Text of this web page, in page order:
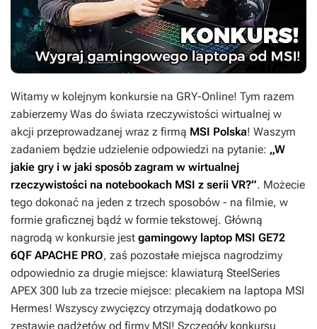
Witamy w kolejnym konkursie na GRY-Online! Tym razem
zabierzemy Was do świata rzeczywistości wirtualnej w
akcji przeprowadzanej wraz z firmą MSI Polska! Waszym
zadaniem będzie udzielenie odpowiedzi na pytanie: „W
jakie gry i w jaki sposób zagram w wirtualnej
rzeczywistości na notebookach MSI z serii VR?”. Możecie
tego dokonać na jeden z trzech sposobów - na filmie, w
formie graficznej bądź w formie tekstowej. Główną
nagrodą w konkursie jest gamingowy laptop MSI GE72
6QF APACHE PRO, zaś pozostałe miejsca nagrodzimy
odpowiednio za drugie miejsce: klawiaturą SteelSeries
APEX 300 lub za trzecie miejsce: plecakiem na laptopa MSI
Hermes! Wszyscy zwycięzcy otrzymają dodatkowo po
zestawie gadżetów od firmy MSI! Szczegóły konkursu